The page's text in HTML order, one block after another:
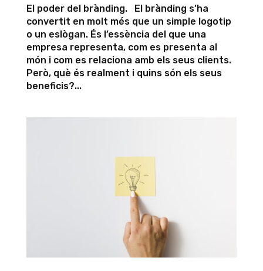
El poder del brànding. El brànding s’ha
convertit en molt més que un simple logotip
o un eslògan. És l’essència del que una
empresa representa, com es presenta al
món i com es relaciona amb els seus clients.
Però, què és realment i quins són els seus
beneficis?...